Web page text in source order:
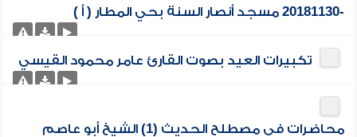
-20181130 مسجد أنصار السنة بحي المطار ( أ )
تكبيرات العيد بصوت القارئ عامر محمود القيسي
محاضرات في مصطلح الحديث (1) الشيخ أبو عاصم